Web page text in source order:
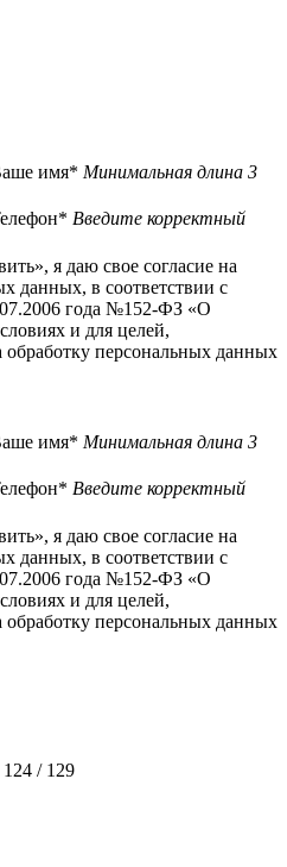
имя* Минимальная длина 3
Введите корректный
я даю свое согласие на
данных, в соответствии с
года №152-ФЗ «О
и для целей,
персональных данных
имя* Минимальная длина 3
Введите корректный
я даю свое согласие на
данных, в соответствии с
года №152-ФЗ «О
и для целей,
персональных данных
/ 129